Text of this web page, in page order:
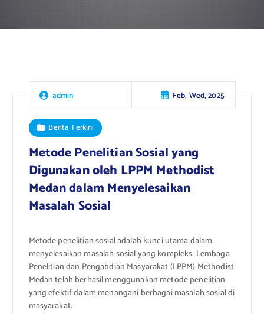
admin Feb, Wed, 2025
Berita Terkini
Metode Penelitian Sosial yang
Digunakan oleh LPPM Methodist
Medan dalam Menyelesaikan
Masalah Sosial
Metode penelitian sosial adalah kunci utama dalam
menyelesaikan masalah sosial yang kompleks. Lembaga
Penelitian dan Pengabdian Masyarakat (LPPM) Methodist
Medan telah berhasil menggunakan metode penelitian
yang efektif dalam menangani berbagai masalah sosial di
masyarakat.